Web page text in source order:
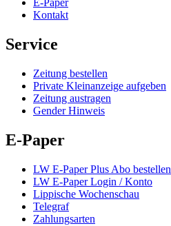
E-Paper
Kontakt
Service
Zeitung bestellen
Private Kleinanzeige aufgeben
Zeitung austragen
Gender Hinweis
E-Paper
LW E-Paper Plus Abo bestellen
LW E-Paper Login / Konto
Lippische Wochenschau
Telegraf
Zahlungsarten